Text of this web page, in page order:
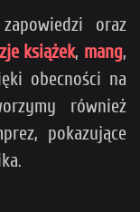
oraz
książek, mang,
obecności na
również
pokazujące